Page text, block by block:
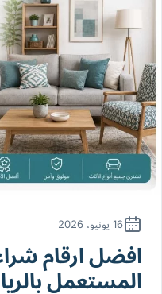
16 يونيو، 2026
افضل ارقام
المستعمل